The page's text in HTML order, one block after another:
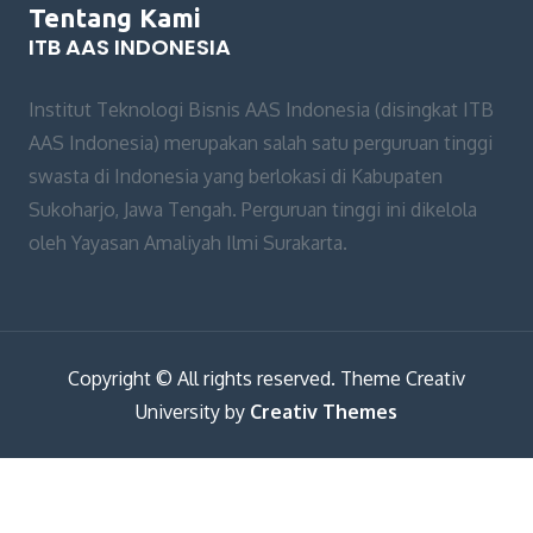
Tentang Kami
ITB AAS INDONESIA
Institut Teknologi Bisnis AAS Indonesia (disingkat ITB
AAS Indonesia) merupakan salah satu perguruan tinggi
swasta di Indonesia yang berlokasi di Kabupaten
Sukoharjo, Jawa Tengah. Perguruan tinggi ini dikelola
oleh Yayasan Amaliyah Ilmi Surakarta.
Copyright © All rights reserved. Theme Creativ
University by Creativ Themes